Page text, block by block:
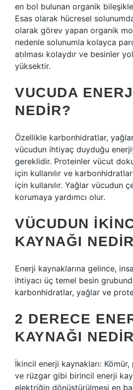
en bol bulunan organik
Esas olarak hücresel
olarak görev yapan organik
nedenle solunumla kolayca
atılması kolaydır ve besinler
yüksektir.
VUCUDA
NEDIR?
Özellikle karbonhidratlar,
vücudun ihtiyaç duyduğu
gereklidir. Proteinler vücut
için kullanılır ve
için kullanılır. Yağlar vücudun
korumaya yardımcı olur.
VÜCUDUN
KAYNAĞI
Enerji kaynaklarına gelince,
ihtiyacı üç temel besin
karbonhidratlar, yağlar ve
2 DERECE
KAYNAĞI
İkincil enerji kaynakları:
ve rüzgar gibi birincil enerji
elektriğin dönüştürülmesi en